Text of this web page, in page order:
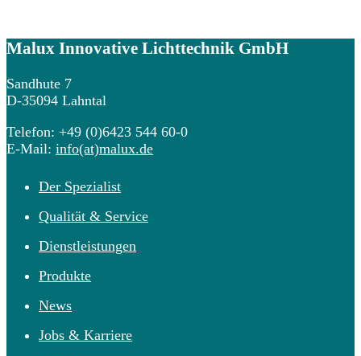
Malux Innovative Lichttechnik GmbH
Sandhute 7
D-35094 Lahntal
Telefon: +49 (0)6423 544 60-0
E-Mail: info(at)malux.de
Der Spezialist
Qualität & Service
Dienstleistungen
Produkte
News
Jobs & Karriere